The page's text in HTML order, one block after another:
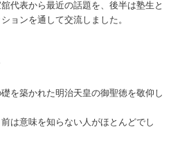
代表から最近の話題を、後半は塾生と
ョンを通して交流しました。
を築かれた明治天皇の御聖徳を敬仰し
は意味を知らない人がほとんどでし